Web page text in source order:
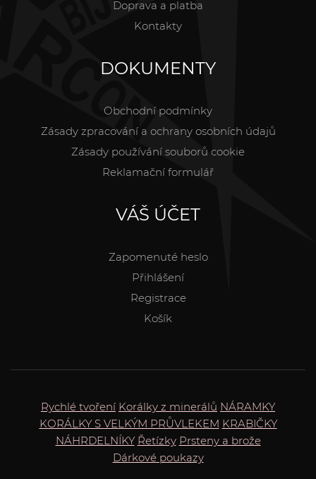
Doprava a platba
Kontakty
DOKUMENTY
Obchodní podmínky
Zásady zpracování a ochrany osobních údajů
Zásady používání souborů cookie
Reklamační formulář
VÁŠ ÚČET
Zapomenuté heslo
Přihlášení
Registrace
Košík
Rychlé tvoření Korálky z minerálů NÁRAMKY
KORÁLKY S VELKÝM PRŮVLEKEM KRABIČKY
NÁHRDELNÍKY Řetízky Prsteny a brože
Dárkové poukazy